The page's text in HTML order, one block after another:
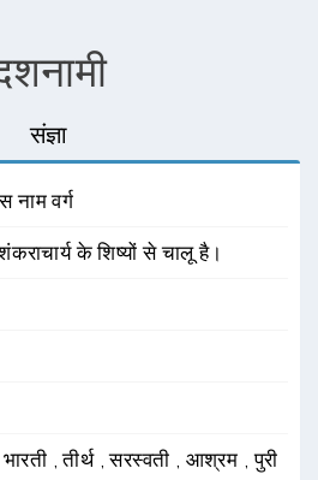
संज्ञा
नाम वर्ग
के शिष्यों से चालू है।
भारती ,तीर्थ ,सरस्वती , आश्रम ,पुरी